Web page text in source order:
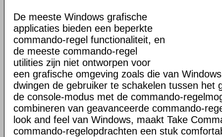
De meeste Windows grafische
applicaties bieden een beperkte
commando-regel functionaliteit, en
de meeste commando-regel
utilities zijn niet ontworpen voor
een grafische omgeving zoals die van
dwingen de gebruiker te schakelen tussen het
de console-modus met de commando-
combineren van geavanceerde commando-
look and feel van Windows, maakt Take
commando-regelopdrachten een stuk